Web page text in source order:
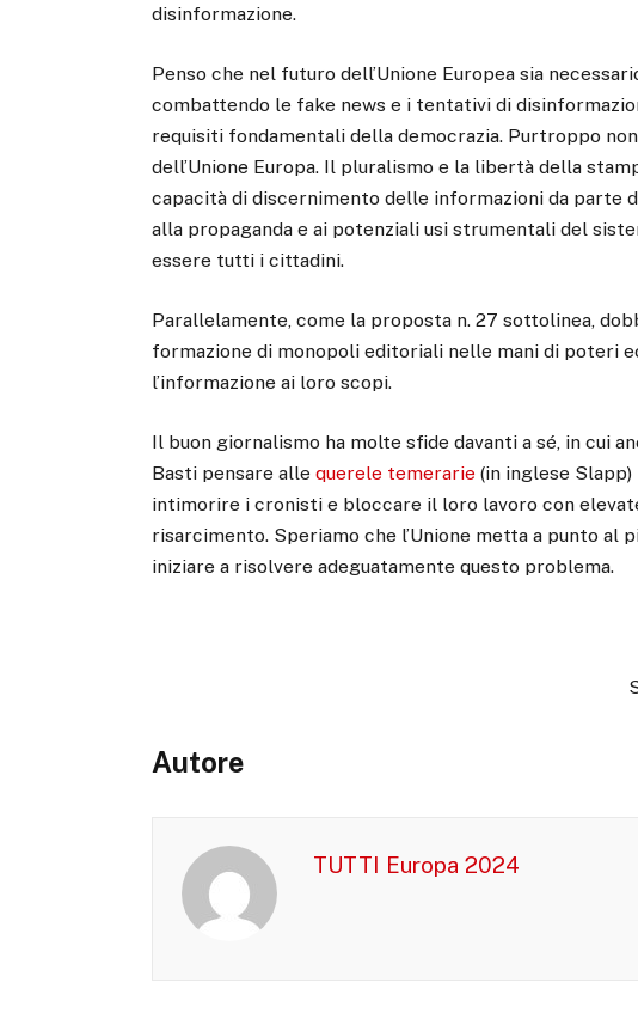
disinformazione.
Penso che nel futuro dell’Unione Europea sia
combattendo le fake news e i tentativi di
requisiti fondamentali della democrazia. Purtroppo
dell’Unione Europa. Il pluralismo e la libertà della
capacità di discernimento delle informazioni da parte
alla propaganda e ai potenziali usi strumentali del
essere tutti i cittadini.
Parallelamente, come la proposta n. 27 sottolinea,
formazione di monopoli editoriali nelle mani di poteri
l’informazione ai loro scopi.
Il buon giornalismo ha molte sfide davanti a sé, in cui
Basti pensare allequerele temerarie (in inglese
intimorire i cronisti e bloccare il loro lavoro con
risarcimento. Speriamo che l’Unione metta a punto al
iniziare a risolvere adeguatamente questo problema.
Autore
TUTTI Europa 2024